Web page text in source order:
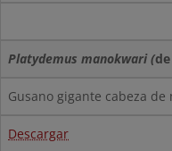
Platydemus manokwari(
Gusano gigante cabeza
Descargar